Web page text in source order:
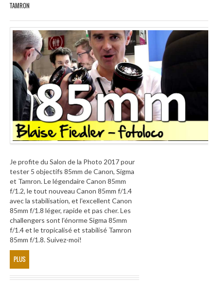
TAMRON
Je profite du Salon de la Photo 2017 pour
tester 5 objectifs 85mm de Canon, Sigma
et Tamron. Le légendaire Canon 85mm
f/1.2, le tout nouveau Canon 85mm f/1.4
avec la stabilisation, et l’excellent Canon
85mm f/1.8 léger, rapide et pas cher. Les
challengers sont l’énorme Sigma 85mm
f/1.4 et le tropicalisé et stabilisé Tamron
85mm f/1.8. Suivez-moi!
PLUS